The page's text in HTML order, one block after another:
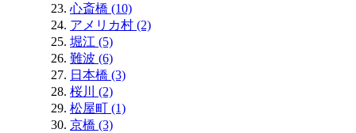
心斎橋 (10)
アメリカ村 (2)
堀江 (5)
難波 (6)
日本橋 (3)
桜川 (2)
松屋町 (1)
京橋 (3)